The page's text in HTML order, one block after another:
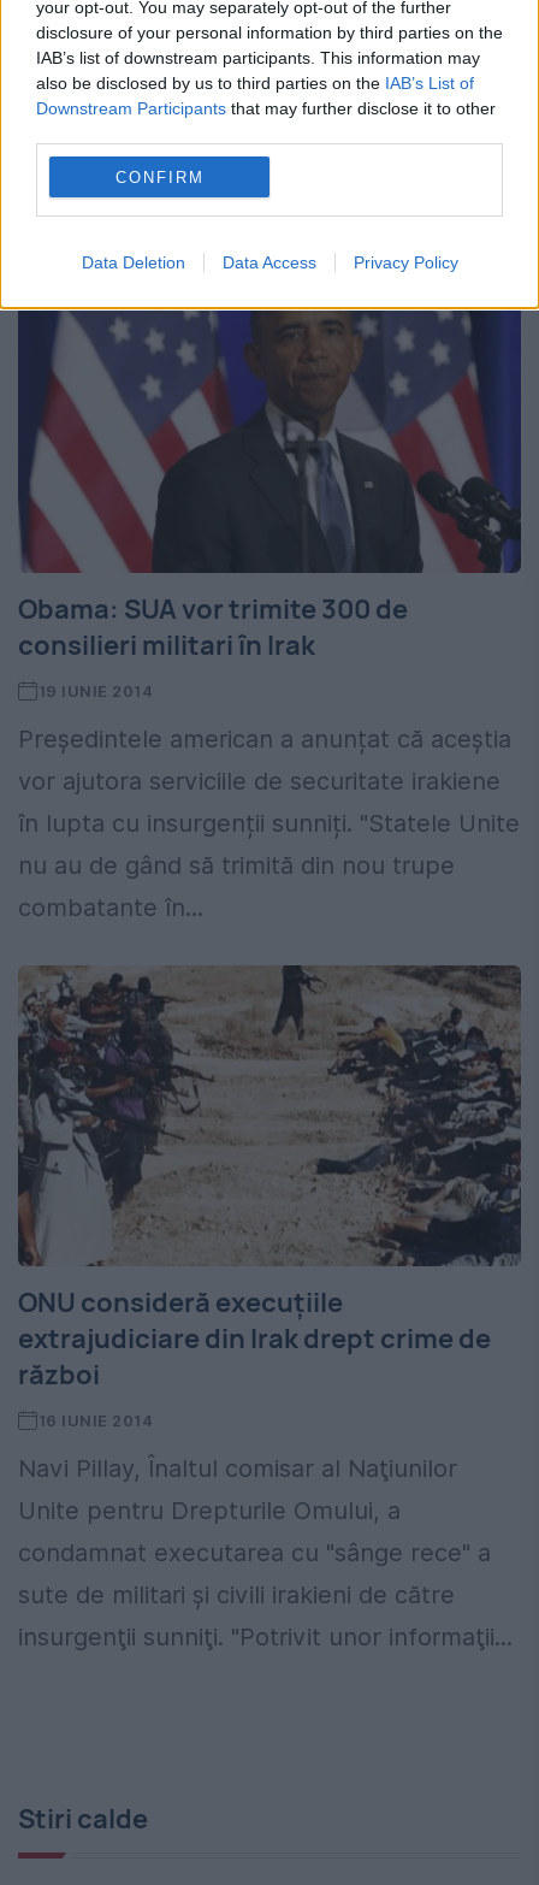
your opt-out. You may separately opt-out of the further
disclosure of your personal information by third parties on the
IAB’s list of downstream participants. This information may
also be disclosed by us to third parties on the IAB’s List of
Downstream Participants that may further disclose it to other
CONFIRM
Data Deletion Data Access Privacy Policy
Combinația de alianțe și rivalități contra
naturii fac din Yemen o adevărată bombă
Un bun cunoscător al realităților din Arabia
Saudită afirma: „Pentru...
Obama: SUA vor trimite 300 de
consilieri militari în Irak
19 IUNIE 2014
Președintele american a anunțat că aceștia
vor ajutora serviciile de securitate irakiene
în lupta cu insurgenții sunniți. "Statele Unite
nu au de gând să trimită din nou trupe
combatante în...
ONU consideră execuțiile
extrajudiciare din Irak drept crime de
război
16 IUNIE 2014
Navi Pillay, Înaltul comisar al Naţiunilor
Unite pentru Drepturile Omului, a
condamnat executarea cu "sânge rece" a
sute de militari şi civili irakieni de către
insurgenţii sunniţi. "Potrivit unor informaţii...
Stiri calde